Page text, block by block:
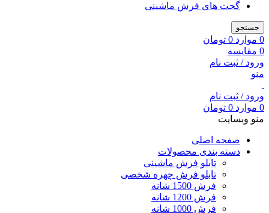
گجت های فرش ماشینی
جستجو
0 موارد 0 تومان
0 مقایسه
ورود / ثبت نام
منو
ورود / ثبت نام
0 موارد 0 تومان
منو وبسایت
صفحه اصلی
دسته بندی محصولات
تابلو فرش ماشینی
تابلو فرش چهره شخصی
فرش 1500 شانه
فرش 1200 شانه
فرش 1000 شانه